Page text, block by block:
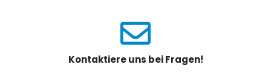
Kontaktiere uns bei Fragen!